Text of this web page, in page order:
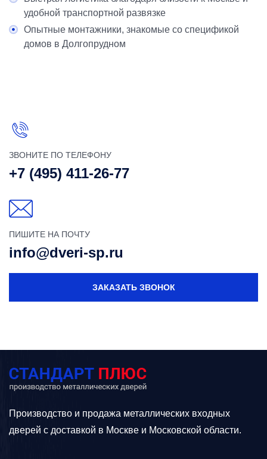
удобной транспортной развязке
Опытные монтажники, знакомые со спецификой
домов в Долгопрудном
ЗВОНИТЕ ПО ТЕЛЕФОНУ
+7 (495) 411-26-77
ПИШИТЕ НА ПОЧТУ
info@dveri-sp.ru
ЗАКАЗАТЬ ЗВОНОК
Производство и продажа металлических входных
дверей с доставкой в Москве и Московской области.